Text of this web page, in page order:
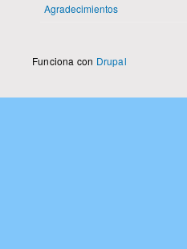
Agradecimientos
Funciona con Drupal